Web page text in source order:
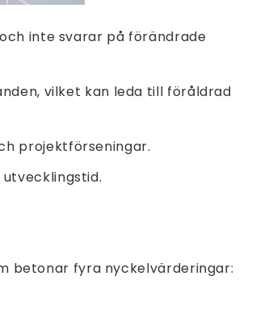
inte svarar på förändrade
vilket kan leda till föråldrad
projektförseningar.
betonar fyra nyckelvärderingar: